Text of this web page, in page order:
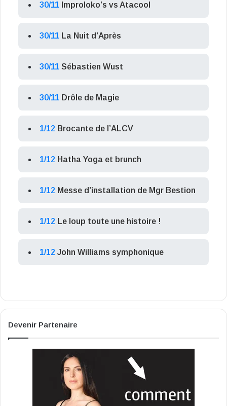
30/11 Improloko’s vs Atacool
30/11 La Nuit d’Après
30/11 Sébastien Wust
30/11 Drôle de Magie
1/12 Brocante de l’ALCV
1/12 Hatha Yoga et brunch
1/12 Messe d’installation de Mgr Bestion
1/12 Le loup toute une histoire !
1/12 John Williams symphonique
Devenir Partenaire